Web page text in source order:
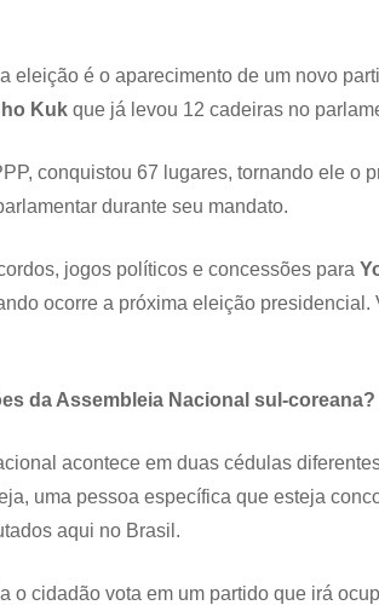
eleição é o aparecimento de um novo
Kuk que já levou 12 cadeiras no
conquistou 67 lugares, tornando ele o
durante seu mandato.
jogos políticos e concessões para
ocorre a próxima eleição
da Assembleia Nacional sul-coreana?
acontece em duas cédulas
uma pessoa específica que esteja
aqui no Brasil.
o cidadão vota em um partido que irá